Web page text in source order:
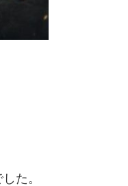
た。